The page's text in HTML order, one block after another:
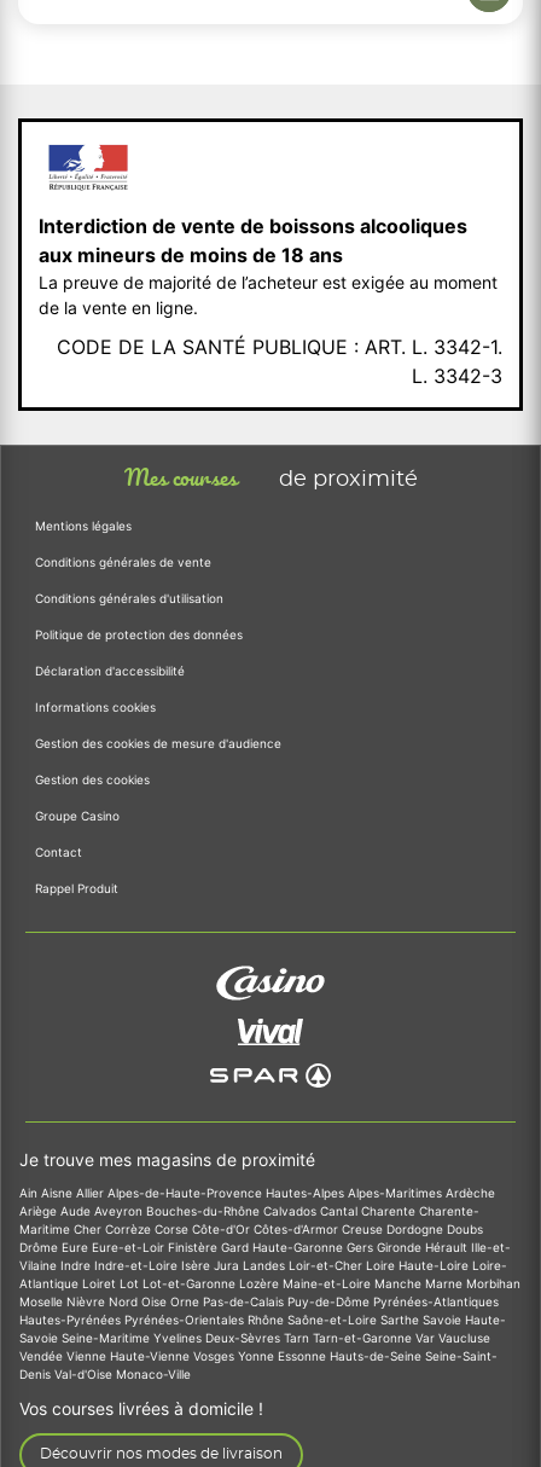
Interdiction de vente de boissons alcooliques
aux mineurs de moins de 18 ans
La preuve de majorité de l’acheteur est exigée au moment
de la vente en ligne.
CODE DE LA SANTÉ PUBLIQUE : ART. L. 3342-1.
L. 3342-3
Mes courses de proximité
Mentions légales
Conditions générales de vente
Conditions générales d'utilisation
Politique de protection des données
Déclaration d'accessibilité
Informations cookies
Gestion des cookies de mesure d'audience
Gestion des cookies
Groupe Casino
Contact
Rappel Produit
Je trouve mes magasins de proximité
Ain Aisne Allier Alpes-de-Haute-Provence Hautes-Alpes Alpes-Maritimes Ardèche
Ariège Aude Aveyron Bouches-du-Rhône Calvados Cantal Charente Charente-
Maritime Cher Corrèze Corse Côte-d'Or Côtes-d'Armor Creuse Dordogne Doubs
Drôme Eure Eure-et-Loir Finistère Gard Haute-Garonne Gers Gironde Hérault Ille-et-
Vilaine Indre Indre-et-Loire Isère Jura Landes Loir-et-Cher Loire Haute-Loire Loire-
Atlantique Loiret Lot Lot-et-Garonne Lozère Maine-et-Loire Manche Marne Morbihan
Moselle Nièvre Nord Oise Orne Pas-de-Calais Puy-de-Dôme Pyrénées-Atlantiques
Hautes-Pyrénées Pyrénées-Orientales Rhône Saône-et-Loire Sarthe Savoie Haute-
Savoie Seine-Maritime Yvelines Deux-Sèvres Tarn Tarn-et-Garonne Var Vaucluse
Vendée Vienne Haute-Vienne Vosges Yonne Essonne Hauts-de-Seine Seine-Saint-
Denis Val-d'Oise Monaco-Ville
Vos courses livrées à domicile !
Découvrir nos modes de livraison